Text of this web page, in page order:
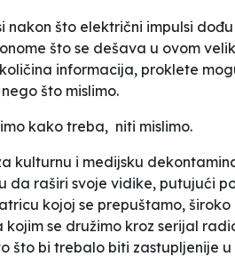
nakon što električni impulsi
što se dešava u ovom
informacija, proklete
što mislimo.
kako treba, niti mislimo.
kulturnu i medijsku
da raširi svoje vidike, putujući
kojoj se prepuštamo,
kojim se družimo kroz serijal
što bi trebalo biti zastupljenije